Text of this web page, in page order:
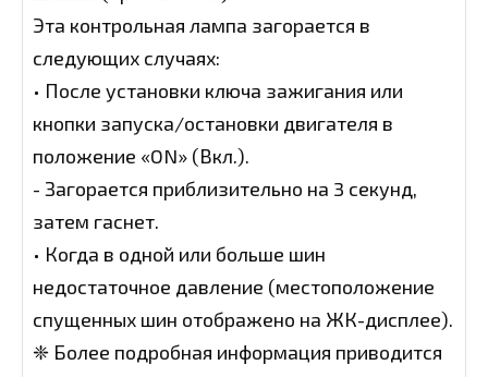
Эта контрольная лампа загорается в
следующих случаях:
• После установки ключа зажигания или
кнопки запуска/остановки двигателя в
положение «ON» (Вкл.).
- Загорается приблизительно на 3 секунд,
затем гаснет.
• Когда в одной или больше шин
недостаточное давление (местоположение
спущенных шин отображено на ЖК-дисплее).
❈ Более подробная информация приводится